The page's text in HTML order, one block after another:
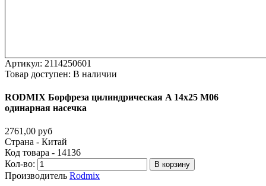
Артикул: 2114250601
Товар доступен: В наличии
RODMIX Борфреза цилиндрическая A 14х25 M06
одинарная насечка
2761,00 руб
Страна - Китай
Код товара - 14136
Кол-во:
В корзину
Производитель Rodmix